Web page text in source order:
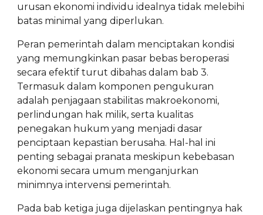
urusan ekonomi individu idealnya tidak melebihi
batas minimal yang diperlukan.
Peran pemerintah dalam menciptakan kondisi
yang memungkinkan pasar bebas beroperasi
secara efektif turut dibahas dalam bab 3.
Termasuk dalam komponen pengukuran
adalah penjagaan stabilitas makroekonomi,
perlindungan hak milik, serta kualitas
penegakan hukum yang menjadi dasar
penciptaan kepastian berusaha. Hal-hal ini
penting sebagai pranata meskipun kebebasan
ekonomi secara umum menganjurkan
minimnya intervensi pemerintah.
Pada bab ketiga juga dijelaskan pentingnya hak